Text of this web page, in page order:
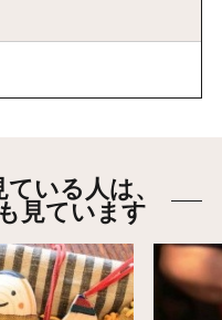
いる人は、
見ています
詳細は